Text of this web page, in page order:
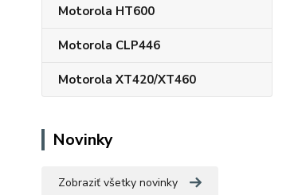
Motorola HT600
Motorola CLP446
Motorola XT420/XT460
Novinky
Zobraziť všetky novinky